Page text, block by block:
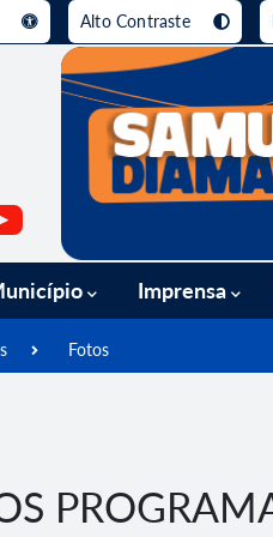
[alt+3] Ir para o rodapé [alt+4]
Alto Contraste
Imprensa
Fotos